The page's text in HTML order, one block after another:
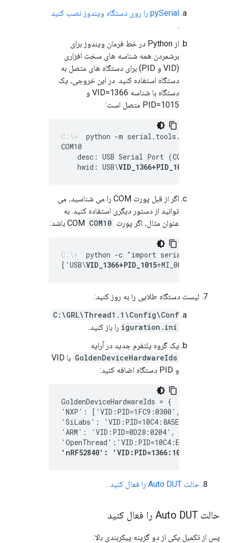
pySerial را روی دستگاه ویندوز نصب کنید
.
از Python در خط فرمان ویندوز برای
برشمردن همه شناسه های سخت افزاری
(VID و PID) برای دستگاه های متصل به
دستگاه استفاده کنید. در این خروجی، یک
دستگاه با شناسه VID=1366 و
PID=1015 متصل است:
python -m serial.tools.list_ports
    desc: USB Serial Port (COM10)
    hwid: USB\
VID_1366+PID_1015
اگر از قبل پورت COM را می شناسید، می
توانید از دستور دیگری استفاده کنید. به
عنوان مثال، اگر پورت COM COM10 باشد:
python -c "import
['USB\VID_1366+PID_1015+MI_00']
لیست دستگاه طلایی را به روز کنید:
C:\GRL\Thread1.1\Config\Conf
iguration.ini را باز کنید.
یک گروه پلتفرم جدید در آرایه
GoldenDeviceHardwareIds
با VID
و PID دستگاه اضافه کنید:
GoldenDeviceHardwareIds = {
'NXP':
'SiLabs': 'VID:PID=10C4:8A5E',
'ARM': 'VID:PID=0D28:0204',
'OpenThread':'VID:PID=10C4:EA60',
'nRF52840': 'VID:PID=1366:1015'
حالت Auto DUT را فعال کنید .
حالت Auto DUT را فعال کنید
پس از تکمیل یکی از دو گزینه پیکربندی بالا: